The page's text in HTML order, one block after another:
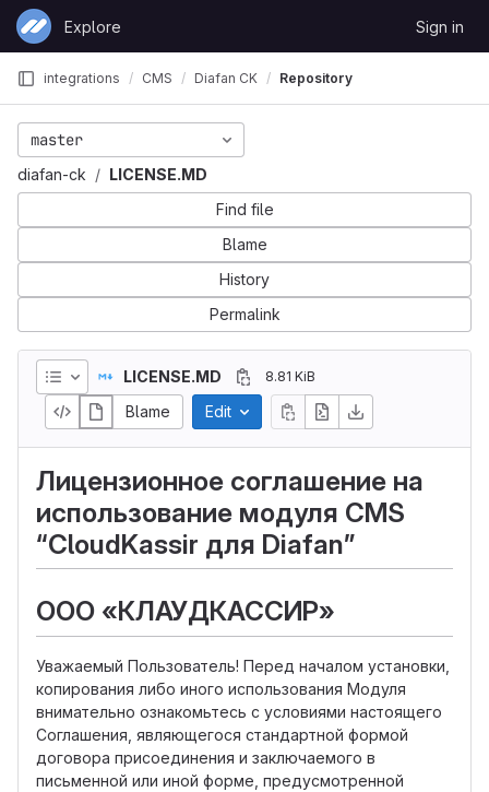
Skip to content
GitLab
Explore Sign in
integrations CMS Diafan CK Repository
master
diafan-ck
LICENSE.MD
Find file
Blame
History
Permalink
LICENSE.MD 8.81 KiB
Blame Edit
Лицензионное соглашение на
использование модуля CMS
“CloudKassir для Diafan”
ООО «КЛАУДКАССИР»
Уважаемый Пользователь! Перед началом установки,
копирования либо иного использования Модуля
внимательно ознакомьтесь с условиями настоящего
Соглашения, являющегося стандартной формой
договора присоединения и заключаемого в
письменной или иной форме, предусмотренной